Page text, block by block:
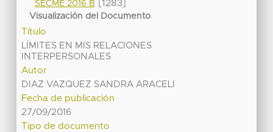
SECME 2016 B
[1283]
Visualización del Documento
Título
LÍMITES EN MIS RELACIONES
INTERPERSONALES
Autor
DIAZ VAZQUEZ SANDRA ARACELI
Fecha de publicación
27/09/2016
Tipo de documento